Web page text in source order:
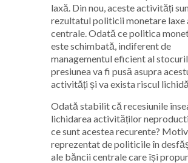
laxă. Din nou, aceste activități
rezultatul politicii monetare laxe
centrale. Odată ce politica
este schimbată, indiferent de
managementul eficient al
presiunea va fi pusă asupra
activități și va exista riscul
Odată stabilit că recesiunile
lichidarea activităților
ce sunt acestea recurente?
reprezentat de politicile în
ale băncii centrale care își